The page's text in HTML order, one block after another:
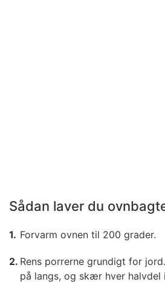
Sådan laver du
Forvarm ovnen til 200 grader.
Rens porrerne grundigt for
på langs, og skær hver halvdel